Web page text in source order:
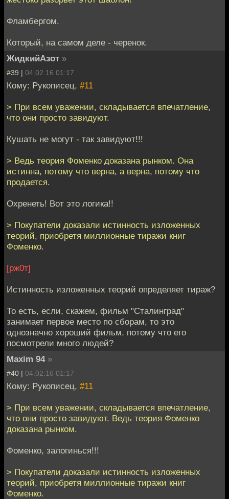
Фламбергом.
Который, на самом деле - черенок.
ЖидкийАзот »
#39 | 04.02.16 01:17
Кому: Рукописец, #11
> При всем уважении, складывается впечатление,
что они просто завидуют.
Кушать не могут - так завидуют!!!
> Ведь теория Фоменко доказана рынком. Она
истинна, потому что верна, а верна, потому что
продается.
Охренеть! Вот это логика!!
> Покупатели доказали истинность изложенных
теорий, приобретя миллионные тиражи книг
Фоменко.
[рж0т]
Истинность изложенных теорий определяет тираж?
То есть, если, скажем, фильм "Сталинград"
занимает первое место по сборам, то это
однозначно хороший фильм, потому что его
посмотрели много людей?
Maxim 94 »
#40 | 04.02.16 01:17
Кому: Рукописец, #11
> При всем уважении, складывается впечатление,
что они просто завидуют. Ведь теория Фоменко
доказана рынком.
Фоменко, залогинься!!!
> Покупатели доказали истинность изложенных
теорий, приобретя миллионные тиражи книг
Фоменко.